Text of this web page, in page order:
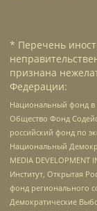
* Перечень
признана
Федерации:
Национальный фонд в
Общество Фонд
российский фонд по
Национальный
MEDIA
Институт, Открытая
фонд регионального
Демократические